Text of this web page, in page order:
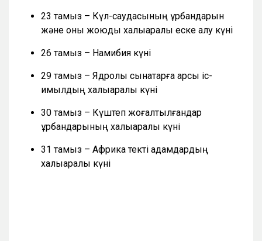
23 тамыз – Күл-саудасының құрбандарын
және оны жоюды халықаралық еске алу күні
26 тамыз – Намибия күні
29 тамыз – Ядролық сынақтарға қарсы іс-
қимылдың халықаралық күні
30 тамыз – Күштеп жоғалтылғандар
құрбандарының халықаралық күні
31 тамыз – Африка текті адамдардың
халықаралық күні